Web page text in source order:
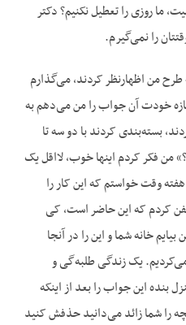
ما روزی را تعطیل نکنیم؟ دکتر
را نمی‌گیرم.
من اظهارنظر کردند، می‌گذارم
خودت آن جواب را من می‌دهم به
بسته‌بندی کردند با دو سه تا
من فکر کردم اینها خوب، لااقل یک
وقت خواستم که این کار را
کردم که این حاضر است، کی
خانه شما و این را در آنجا
می‌کردیم. یک زندگی طلبه‌گی و
این جواب را بعد از اینکه
را شما زائد می‌دانید حذفش کنید